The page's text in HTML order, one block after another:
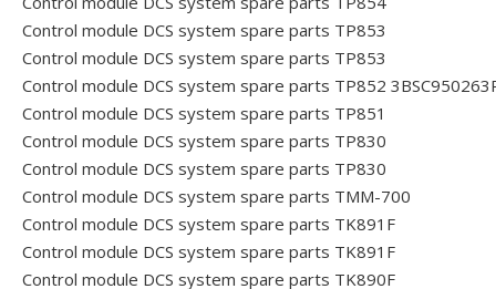
Control module DCS system spare parts TP853
Control module DCS system spare parts TP853
Control module DCS system spare parts TP852
Control module DCS system spare parts TP851
Control module DCS system spare parts TP830
Control module DCS system spare parts TP830
Control module DCS system spare parts TMM-700
Control module DCS system spare parts TK891F
Control module DCS system spare parts TK891F
Control module DCS system spare parts TK890F